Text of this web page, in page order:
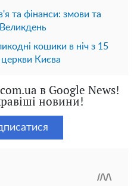
та фінанси: змови та
кошики в ніч з 15
церкви Києва
в Google News!
новини!